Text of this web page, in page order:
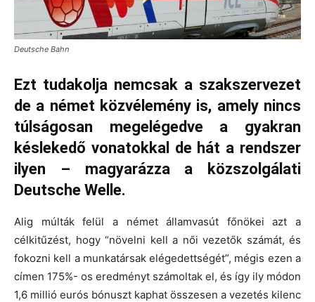
Deutsche Bahn
Ezt tudakolja nemcsak a szakszervezet
de a német közvélemény is, amely nincs
túlságosan megelégedve a gyakran
késlekedő vonatokkal de hát a rendszer
ilyen – magyarázza a közszolgálati
Deutsche Welle.
Alig múlták felül a német államvasút főnökei azt a
célkitűzést, hogy “növelni kell a női vezetők számát, és
fokozni kell a munkatársak elégedettségét”, mégis ezen a
címen 175%- os eredményt számoltak el, és így ily módon
1,6 millió eurós bónuszt kaphat összesen a vezetés kilenc